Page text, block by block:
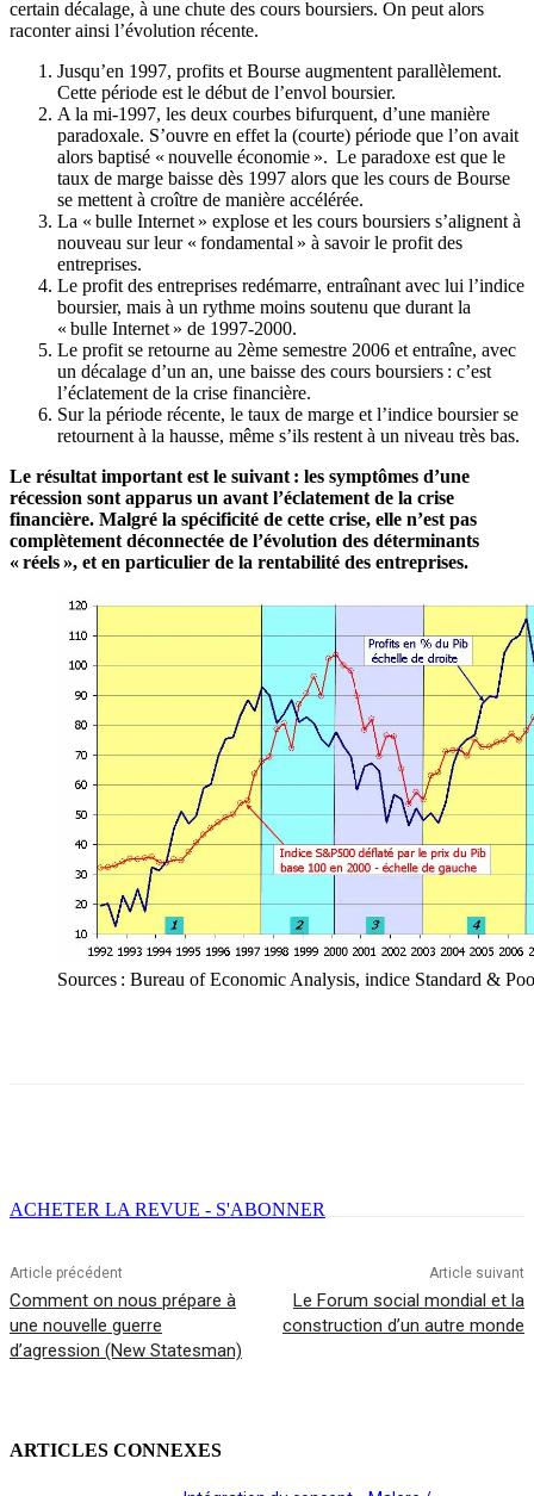
certain décalage, à une chute des cours boursiers. On peut alors
raconter ainsi l’évolution récente.
Jusqu’en 1997, profits et Bourse augmentent parallèlement.
Cette période est le début de l’envol boursier.
A la mi-1997, les deux courbes bifurquent, d’une manière
paradoxale. S’ouvre en effet la (courte) période que l’on avait
alors baptisé « nouvelle économie ». Le paradoxe est que le
taux de marge baisse dès 1997 alors que les cours de Bourse
se mettent à croître de manière accélérée.
La « bulle Internet » explose et les cours boursiers s’alignent à
nouveau sur leur « fondamental » à savoir le profit des
entreprises.
Le profit des entreprises redémarre, entraînant avec lui l’indice
boursier, mais à un rythme moins soutenu que durant la
« bulle Internet » de 1997-2000.
Le profit se retourne au 2ème semestre 2006 et entraîne, avec
un décalage d’un an, une baisse des cours boursiers : c’est
l’éclatement de la crise financière.
Sur la période récente, le taux de marge et l’indice boursier se
retournent à la hausse, même s’ils restent à un niveau très bas.
Le résultat important est le suivant : les symptômes d’une
récession sont apparus un avant l’éclatement de la crise
financière. Malgré la spécificité de cette crise, elle n’est pas
complètement déconnectée de l’évolution des déterminants
« réels », et en particulier de la rentabilité des entreprises.
Sources : Bureau of Economic Analysis, indice Standard &
ACHETER LA REVUE - S'ABONNER
Article précédent
Comment on nous prépare à
une nouvelle guerre
d’agression (New Statesman)
Article suivant
Le Forum social mondial et la
construction d’un autre monde
ARTICLES CONNEXES